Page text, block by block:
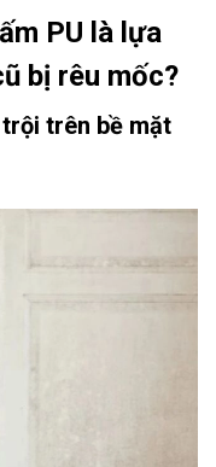
PU là lựa
bị rêu mốc?
trên bề mặt